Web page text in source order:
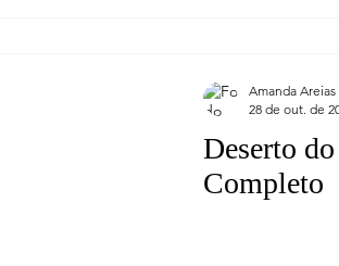
Deserto
Completo
Amanda Areias
28 de out. de